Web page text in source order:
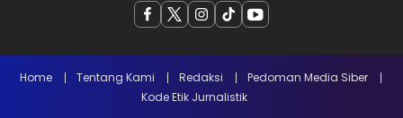
Home Tentang Kami Redaksi
Pedoman Media Siber
Kode Etik Jurnalistik